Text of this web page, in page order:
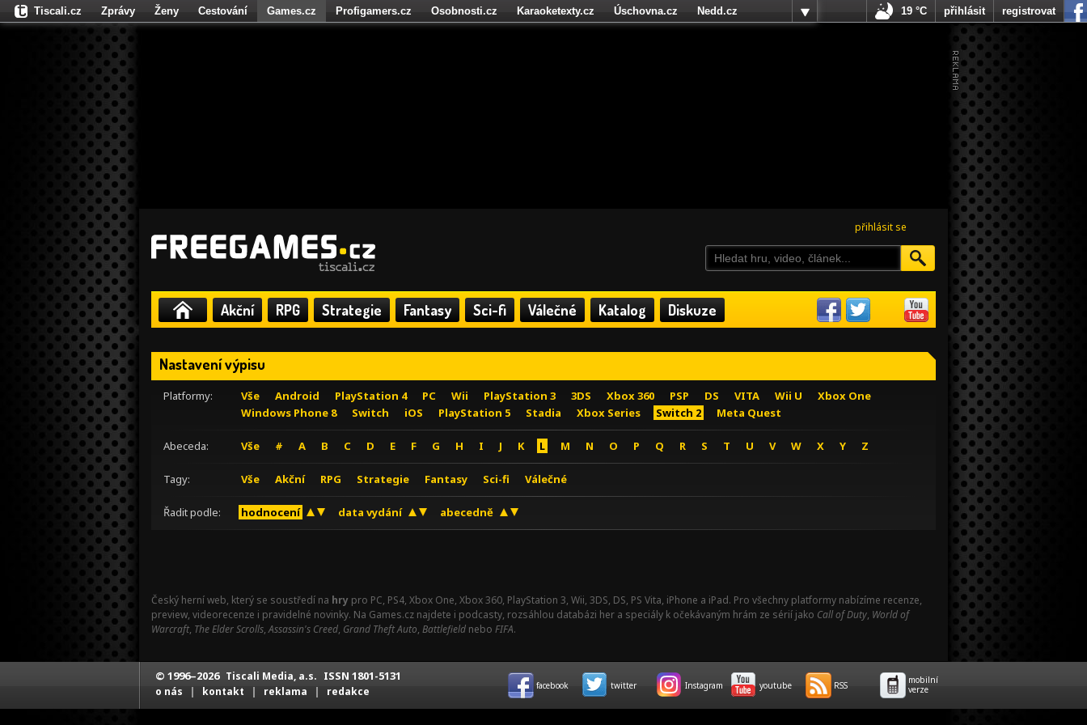
přihlásit se
Akční RPG Strategie Fantasy Sci-fi Válečné Katalog Diskuze
Nastavení výpisu
Platformy: Vše Android PlayStation 4 PC Wii PlayStation 3 3DS Xbox 360 PSP DS VITA Wii U
Xbox One
Windows Phone 8
Switch iOS PlayStation 5 Stadia Xbox Series Switch 2 Meta Quest
Abeceda: Vše # A B C D E F G H I J K L M N O P Q R S T U V W X Y Z
Tagy: Vše Akční RPG Strategie Fantasy Sci-fi Válečné
Řadit podle: hodnocení data vydání abecedně
Český herní web, který se soustředí na hry pro PC, PS4, Xbox One, Xbox 360, PlayStation 3, Wii, 3DS, DS, PS Vita, iPhone a iPad. Pro všechny platformy nabízíme recenze,
preview, videorecenze i pravidelné novinky. Na Games.cz najdete i podcasty, rozsáhlou databázi her a speciály k očekávaným hrám ze sérií jako Call of Duty, World of
Warcraft, The Elder Scrolls,Assassin's Creed, Grand Theft Auto, Battlefield nebo FIFA.
Tiscali.cz Zprávy Ženy Cestování Games.cz Profigamers.cz Osobnosti.cz Karaoketexty.cz Úschovna.cz
Nedd.cz
Fights.cz
19 °C přihlásit registrovat
© 1996–2026 Tiscali Media, a.s. ISSN 1801-5131
o nás | kontakt | reklama | redakce facebook twitter Instagram youtube RSS
mobilní
verze